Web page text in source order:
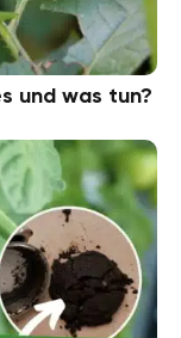
und was tun?